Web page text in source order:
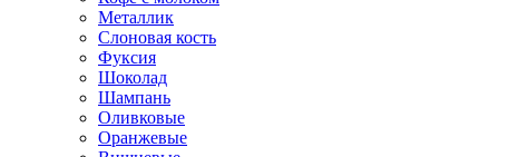
Металлик
Слоновая кость
Фуксия
Шоколад
Шампань
Оливковые
Оранжевые